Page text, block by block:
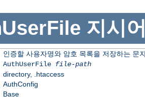
지시
인증할 사용자명와 암호 목록을 저장하는 문
AuthUserFile file-path
directory, .htaccess
AuthConfig
Base